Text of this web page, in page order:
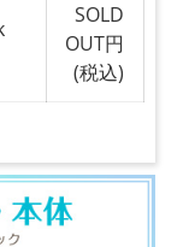
SOLD
OUT円
(税込)